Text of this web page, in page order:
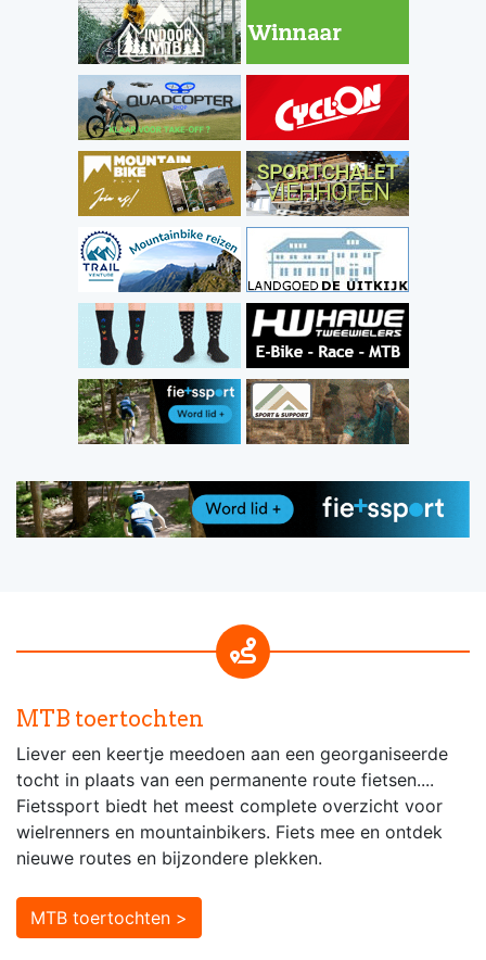
MTB toertochten
Liever een keertje meedoen aan een georganiseerde
tocht in plaats van een permanente route fietsen....
Fietssport biedt het meest complete overzicht voor
wielrenners en mountainbikers. Fiets mee en ontdek
nieuwe routes en bijzondere plekken.
MTB toertochten >